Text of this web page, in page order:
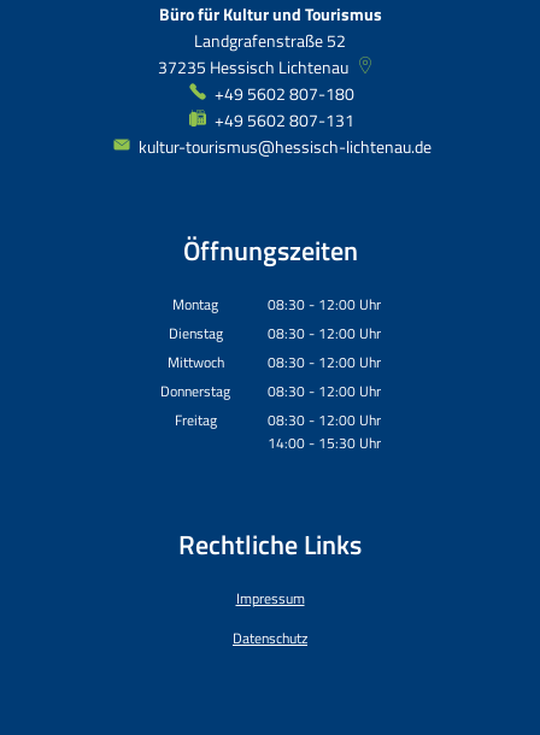
Büro für Kultur und Tourismus
Landgrafenstraße 52
37235 Hessisch Lichtenau
+49 5602 807-180
+49 5602 807-131
kultur-tourismus@hessisch-lichtenau.de
Öffnungszeiten
Montag 08:30- 12:00 Uhr
Von 08:30 bis 12:00 Uhr
Dienstag 08:30- 12:00 Uhr
Von 08:30 bis 12:00 Uhr
Mittwoch 08:30- 12:00 Uhr
Von 08:30 bis 12:00 Uhr
Donnerstag 08:30- 12:00 Uhr
Von 08:30 bis 12:00 Uhr
Freitag 08:30- 12:00 Uhr
Von 08:30 bis 12:00 Uhr
14:00- 15:30 Uhr
Rechtliche Links
Impressum
Datenschutz